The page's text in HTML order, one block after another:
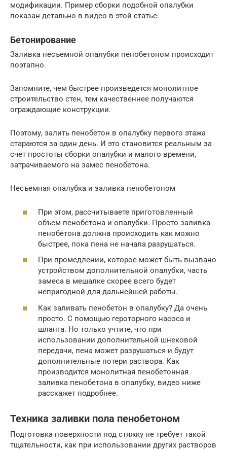
модификации. Пример сборки подобной опалубки
показан детально в видео в этой статье.
Бетонирование
Заливка несъемной опалубки пенобетоном происходит
поэтапно.
Запомните, чем быстрее произведется монолитное
строительство стен, тем качественнее получаются
ограждающие конструкции.
Поэтому, залить пенобетон в опалубку первого этажа
стараются за один день. И это становится реальным за
счет простоты сборки опалубки и малого времени,
затрачиваемого на замес пенобетона.
Несъемная опалубка и заливка пенобетоном
При этом, рассчитываете приготовленный
объем пенобетона и опалубки. Просто заливка
пенобетона должна происходить как можно
быстрее, пока пена не начала разрушаться.
При промедлении, которое может быть вызвано
устройством дополнительной опалубки, часть
замеса в мешалке скорее всего будет
непригодной для дальнейшей работы.
Как заливать пенобетон в опалубку? Да очень
просто. С помощью героторного насоса и
шланга. Но только учтите, что при
использовании дополнительной шнековой
передачи, пена может разрушаться и будут
дополнительные потери раствора. Как
производится монолитная пенобетонная
заливка пенобетона в опалубку, видео ниже
расскажет подробнее.
Техника заливки пола пенобетоном
Подготовка поверхности под стяжку не требует такой
тщательности, как при использовании других растворов